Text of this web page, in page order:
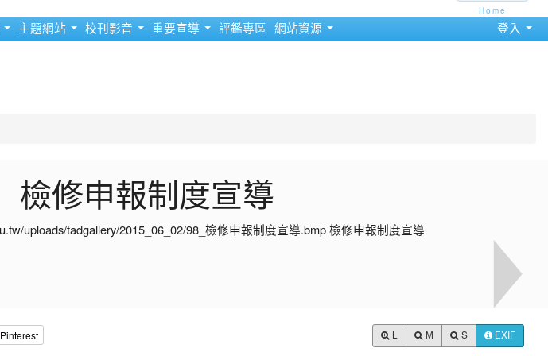
主題網站 校刊影音 重要宣導 評鑑專區 網站資源 登入
檢修申報制度宣導
Pinterest M S EXIF
Home